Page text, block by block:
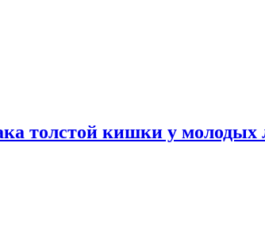
толстой кишки у молодых